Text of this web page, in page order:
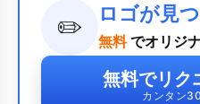
✏️ ロゴが見
無料 でオリジ
無料でリク
カンタン